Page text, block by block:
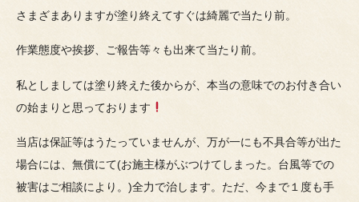
さまざまありますが塗り終えてすぐは綺麗で当たり前。
作業態度や挨拶、ご報告等々も出来て当たり前。
私としましては塗り終えた後からが、本当の意味でのお付き合い
の始まりと思っております
当店は保証等はうたっていませんが、万が一にも不具合等が出た
場合には、無償にて(お施主様がぶつけてしまった。台風等での
被害はご相談により。)全力で治します。ただ、今まで１度も手